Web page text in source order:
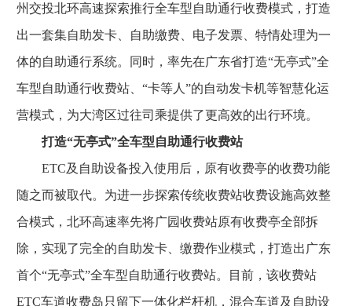
州交投北环高速探索推行全车型自助通行收费模式，打造
出一套集自助发卡、自助缴费、电子发票、特情处理为一
体的自助通行系统。同时，率先在广东省打造“无亭式”全
车型自助通行收费站、“卡等人”的自动发卡机等智慧化运
营模式，为大湾区过往司乘提供了更高效的出行环境。
打造“无亭式”全车型自助通行收费站
ETC及自助设备投入使用后，原有收费亭的收费功能
随之而被取代。为进一步探索传统收费站收费设施高效整
合模式，北环高速率先将广园收费站原有收费亭全部拆
除，实现了完全的自助发卡、缴费作业模式，打造出广东
首个“无亭式”全车型自助通行收费站。目前，该收费站
ETC车道收费岛只留下一体化栏杆机，混合车道及自助设